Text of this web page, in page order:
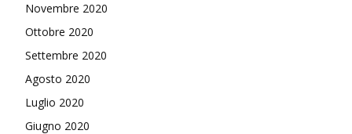
Novembre 2020
Ottobre 2020
Settembre 2020
Agosto 2020
Luglio 2020
Giugno 2020